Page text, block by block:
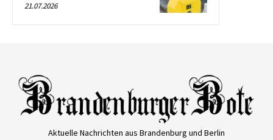
21.07.2026
Aktuelle Nachrichten aus Brandenburg und Berlin